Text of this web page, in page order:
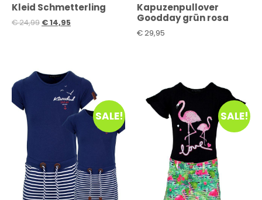
Kleid Schmetterling
€24,99 €14,95
Kapuzenpullover
Goodday grün rosa
€29,95
SALE! SALE!